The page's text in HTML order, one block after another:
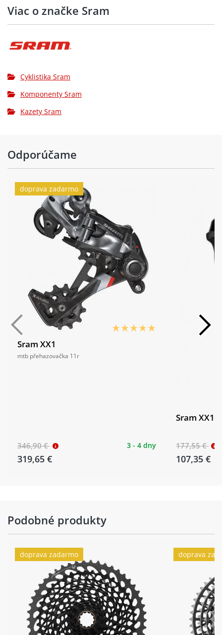
Viac o značke Sram
Cyklistika Sram
Komponenty Sram
Kazety Sram
Odporúčame
doprava zadarmo
Sram XX1
mtb přehazovačka 11r
346,90 €
319,65 €
3 - 4 dny
Sram XX1
177,55 €
107,35 €
Podobné produkty
doprava zadarmo doprava